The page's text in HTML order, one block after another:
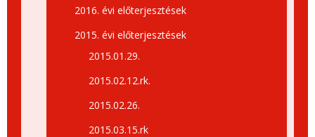
2016. évi előterjesztések
2015. évi előterjesztések
2015.01.29.
2015.02.12.rk.
2015.02.26.
2015.03.15.rk